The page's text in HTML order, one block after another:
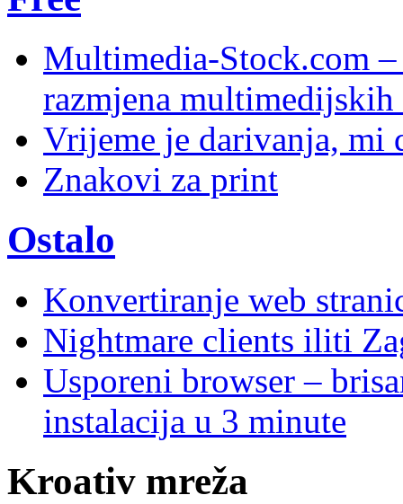
Multimedia-Stock.com –
razmjena multimedijskih
Vrijeme je darivanja, mi
Znakovi za print
Ostalo
Konvertiranje web
Nightmare clients iliti
Usporeni browser –
instalacija u 3 minute
Kroativ mreža